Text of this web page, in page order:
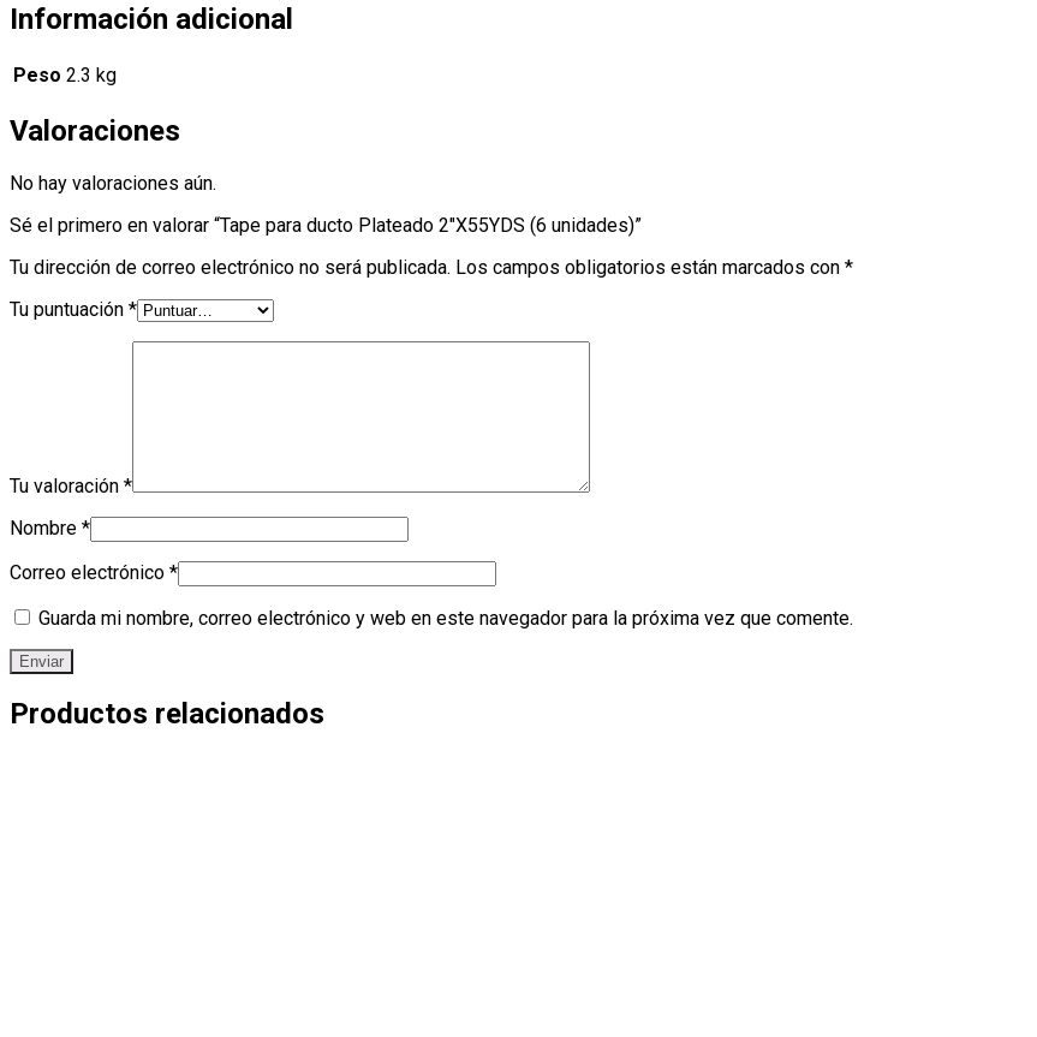
Información adicional
Peso 2.3 kg
Valoraciones
No hay valoraciones aún.
Sé el primero en valorar “Tape para ducto Plateado 2″X55YDS (6 unidades)”
Tu dirección de correo electrónico no será publicada. Los campos obligatorios están marcados con *
Tu puntuación *
Tu valoración *
Nombre *
Correo electrónico *
Guarda mi nombre, correo electrónico y web en este navegador para la próxima vez que comente.
Productos relacionados